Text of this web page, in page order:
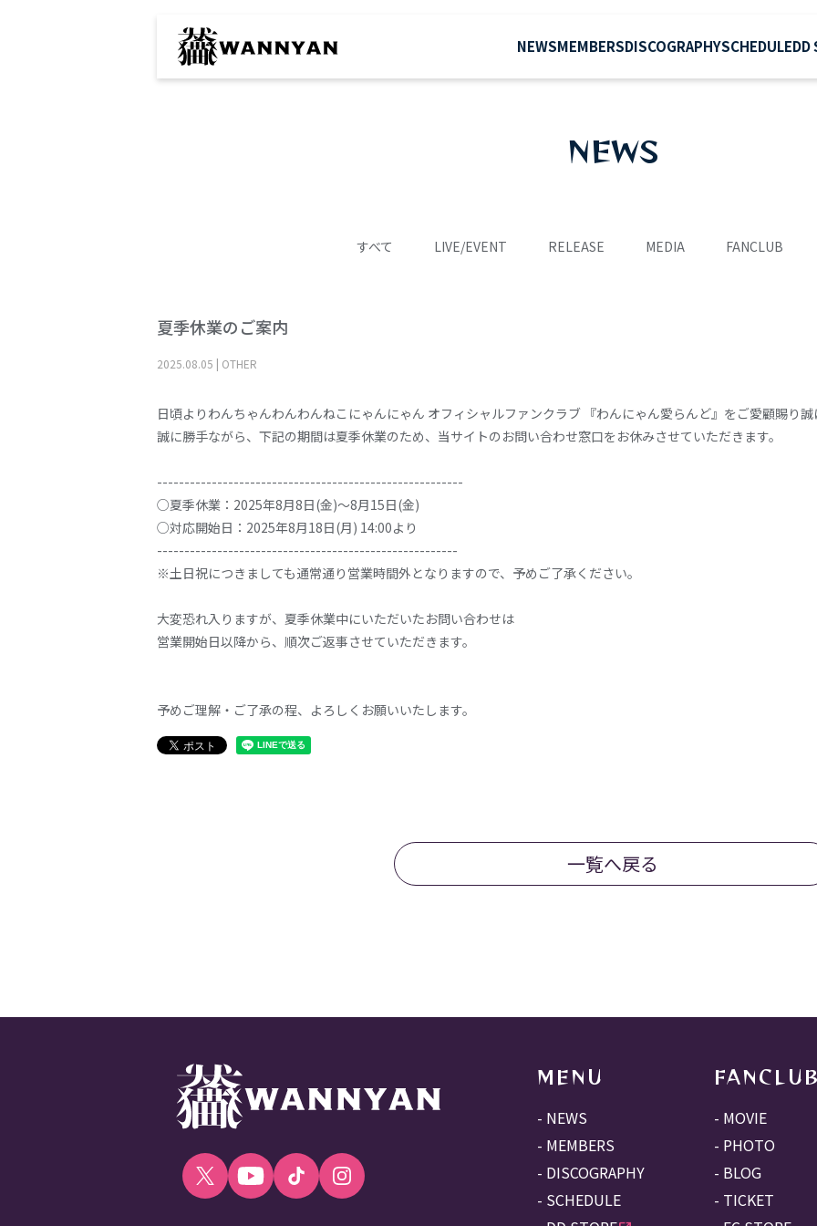
NEWSMEMBERSDISCOGRAPHYSCHEDULEDD
NEWS
すべて LIVE/EVENT RELEASE MEDIA FANCLUB
夏季休業のご案内
2025.08.05 | OTHER
日頃よりわんちゃんわんわんねこにゃんにゃん オフィシャルファンクラブ 『わんにゃん愛らんど』をご愛顧賜り誠
誠に勝手ながら、下記の期間は夏季休業のため、当サイトのお問い合わせ窓口をお休みさせていただきます。
--------------------------------------------------------
○夏季休業：2025年8月8日(金)～8月15日(金)
○対応開始日：2025年8月18日(月) 14:00より
-------------------------------------------------------
※土日祝につきましても通常通り営業時間外となりますので、予めご了承ください。
大変恐れ入りますが、夏季休業中にいただいたお問い合わせは
営業開始日以降から、順次ご返事させていただきます。
予めご理解・ご了承の程、よろしくお願いいたします。
一覧へ戻る
MENU
NEWS
MEMBERS
DISCOGRAPHY
SCHEDULE
FANCLUB
MOVIE
PHOTO
BLOG
TICKET